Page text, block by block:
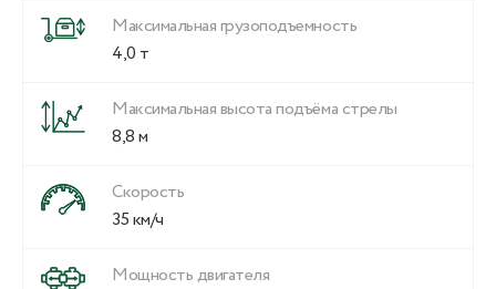
Максимальная грузоподъемность
4,0 т
Максимальная высота подъёма стрелы
8,8 м
Скорость
35 км/ч
Мощность двигателя